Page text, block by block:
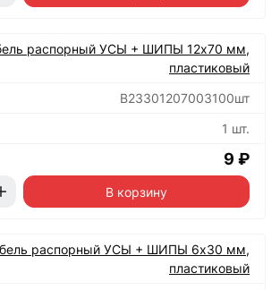
распорный УСЫ + ШИПЫ 12х70 мм,
пластиковый
B23301207003100шт
1 шт.
9 ₽
В корзину
распорный УСЫ + ШИПЫ 6х30 мм,
пластиковый